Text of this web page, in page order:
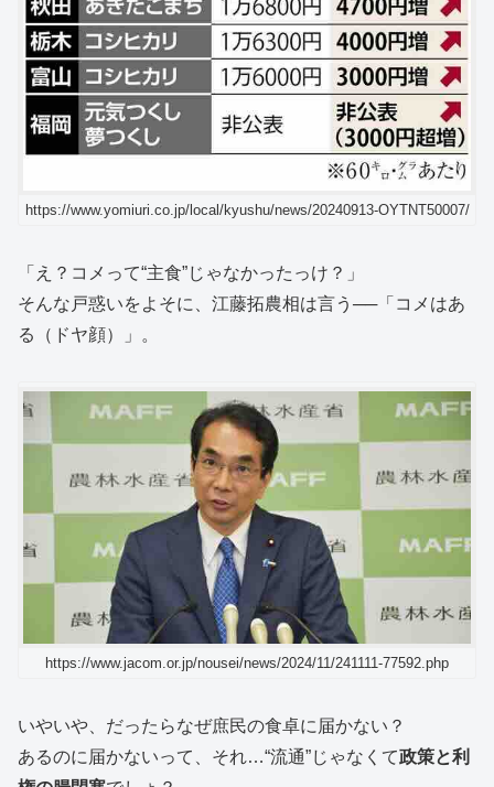
https://www.yomiuri.co.jp/local/kyushu/news/20240913-OYTNT50007/
「え？コメって“主食”じゃなかったっけ？」
そんな戸惑いをよそに、江藤拓農相は言う──「コメはあ
る（ドヤ顔）」。
https://www.jacom.or.jp/nousei/news/2024/11/241111-77592.php
いやいや、だったらなぜ庶民の食卓に届かない？
あるのに届かないって、それ…“流通”じゃなくて政策と利